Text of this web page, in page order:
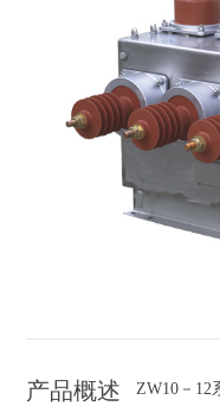
产品概述
ZW10－12